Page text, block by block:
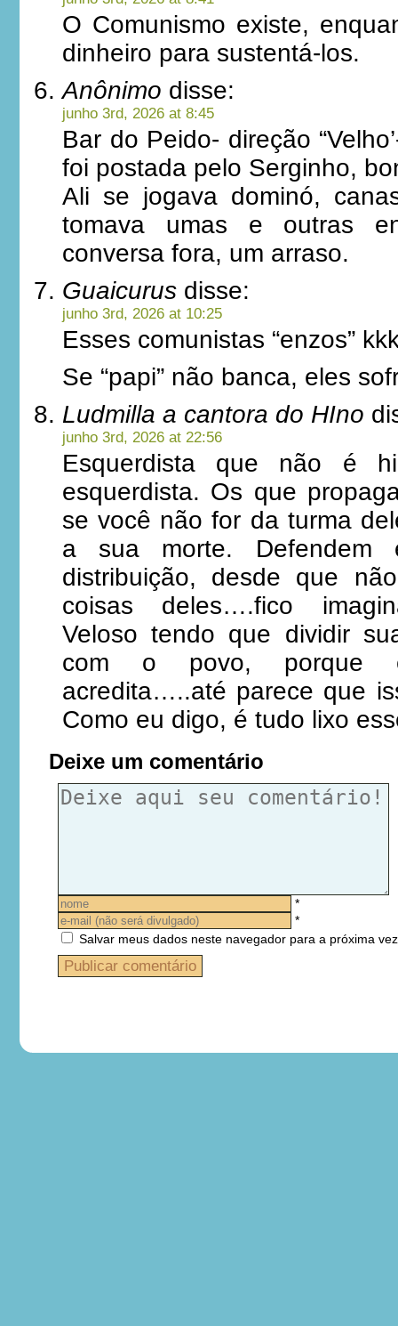
O Comunismo existe,
dinheiro para sustentá-los.
Anônimo disse:
junho 3rd, 2026 at 8:45
Bar do Peido- direção
foi postada pelo Serginho,
Ali se jogava dominó,
tomava umas e outras
conversa fora, um arraso.
Guaicurus disse:
junho 3rd, 2026 at 10:25
Esses comunistas “enzos”
Se “papi” não banca, eles
Ludmilla a cantora do HIno
junho 3rd, 2026 at 22:56
Esquerdista que não é
esquerdista. Os que
se você não for da turma
a sua morte. Defendem
distribuição, desde que
coisas deles….fico
Veloso tendo que dividir
com o povo, porque
acredita…..até parece que
Como eu digo, é tudo lixo
Deixe um comentário
*
*
Salvar meus dados neste navegador para a próxima